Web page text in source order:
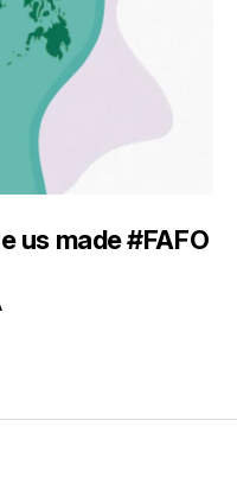
us made #FAFO